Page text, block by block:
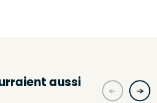
aussi